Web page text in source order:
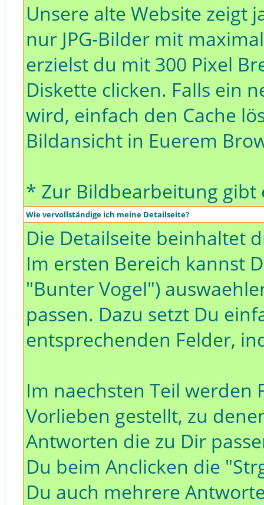
Unsere alte Website zeigt
nur JPG-Bilder mit
erzielst du mit 300 Pixel
Diskette clicken. Falls ein
wird, einfach den Cache
Bildansicht in Euerem
* Zur Bildbearbeitung gibt
Wie vervollständige ich meine Detailseite?
Die Detailseite beinhaltet
Im ersten Bereich kannst
"Bunter Vogel")
passen. Dazu setzt Du
entsprechenden Felder,
Im naechsten Teil werden
Vorlieben gestellt, zu
Antworten die zu Dir
Du beim Anclicken die
Du auch mehrere